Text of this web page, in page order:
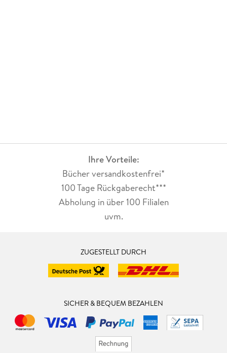
Ihre Vorteile:
Bücher versandkostenfrei*
100 Tage Rückgaberecht***
Abholung in über 100 Filialen
uvm.
ZUGESTELLT DURCH
SICHER & BEQUEM BEZAHLEN